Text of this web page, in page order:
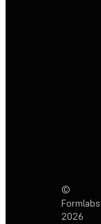
©
Formlabs
2026